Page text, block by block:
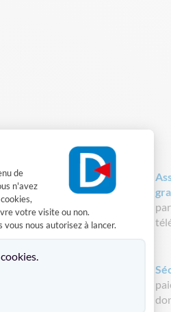
Consentement :
de
n'avez
votre visite ou non.
vous nous autorisez à lancer.
Contrôle
par nos experts